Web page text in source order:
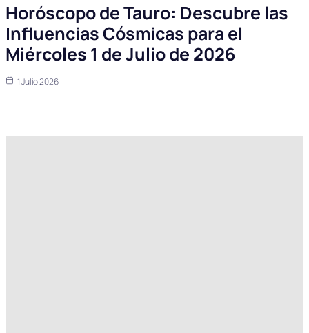
Horóscopo de Tauro: Descubre las
Influencias Cósmicas para el
Miércoles 1 de Julio de 2026
1 Julio 2026